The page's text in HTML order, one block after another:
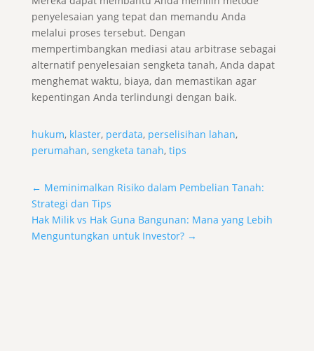
penyelesaian yang tepat dan memandu Anda
melalui proses tersebut. Dengan
mempertimbangkan mediasi atau arbitrase sebagai
alternatif penyelesaian sengketa tanah, Anda dapat
menghemat waktu, biaya, dan memastikan agar
kepentingan Anda terlindungi dengan baik.
hukum, klaster, perdata, perselisihan lahan,
perumahan, sengketa tanah, tips
← Meminimalkan Risiko dalam Pembelian Tanah:
Strategi dan Tips
Hak Milik vs Hak Guna Bangunan: Mana yang Lebih
Menguntungkan untuk Investor?→